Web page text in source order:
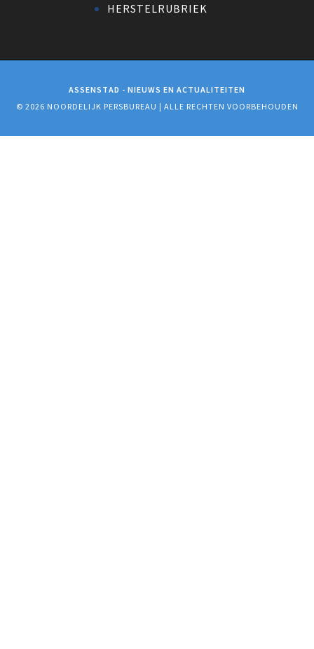
HERSTELRUBRIEK
ASSENSTAD - NIEUWS EN ACTUALITEITEN
© 2026 NOORDELIJK PERSBUREAU | ALLE RECHTEN VOORBEHOUDEN